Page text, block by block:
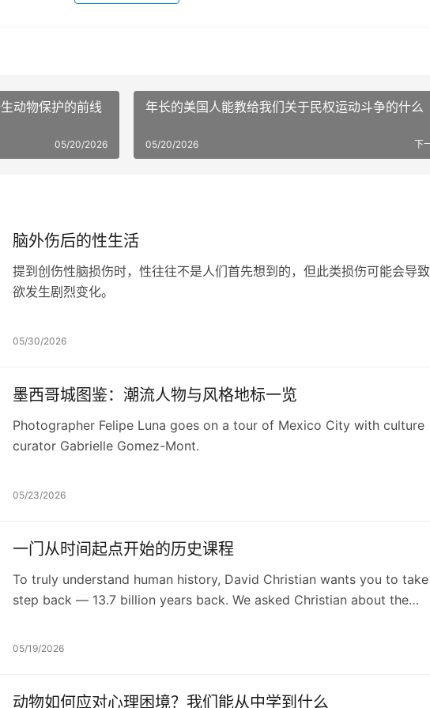
动物保护的前线
05/20/2026
年长的美国人能教给我们关于民权运动斗争的什么
下
05/20/2026
脑外伤后的性生活
提到创伤性脑损伤时，性往往不是人们首先想到的，但此类损伤可能会导
欲发生剧烈变化。
05/30/2026
墨西哥城图鉴：潮流人物与风格地标一览
Photographer Felipe Luna goes on a tour of Mexico City with culture
curator Gabrielle Gomez-Mont.
05/23/2026
一门从时间起点开始的历史课程
To truly understand human history, David Christian wants you to
step back — 13.7 billion years back. We asked Christian about the
05/19/2026
动物如何应对心理困境？我们能从中学到什么